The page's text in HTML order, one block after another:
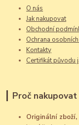
O nás
Jak nakupovat
Obchodní
Ochrana
Kontakty
Certifikát původu
Proč nakupovat
Originální zboží,